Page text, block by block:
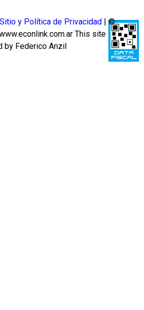
y Política de Privacidad
| ©
This site
by Federico Anzil